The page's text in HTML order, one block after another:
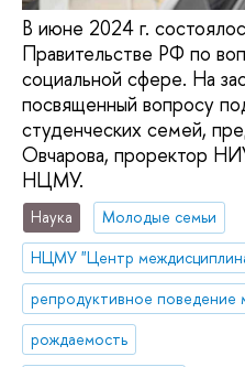
В июне 2024 г.
Правительстве РФ по
социальной сфере. На
посвященный вопросу
студенческих семей,
Овчарова, проректор
НЦМУ.
Наука
Молодые семьи
рождаемость